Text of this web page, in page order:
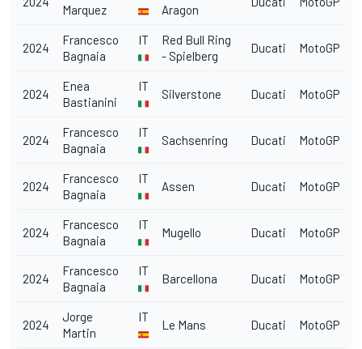
Marquez
Aragon
2024
Francesco
Bagnaia
IT
Red Bull Ring
- Spielberg
Ducati MotoGP
2024
Enea
Bastianini
IT
Silverstone Ducati MotoGP
2024
Francesco
Bagnaia
IT
Sachsenring Ducati MotoGP
2024
Francesco
Bagnaia
IT
Assen Ducati MotoGP
2024
Francesco
Bagnaia
IT
Mugello Ducati MotoGP
2024
Francesco
Bagnaia
IT
Barcellona Ducati MotoGP
2024
Jorge
Martin
IT
Le Mans Ducati MotoGP